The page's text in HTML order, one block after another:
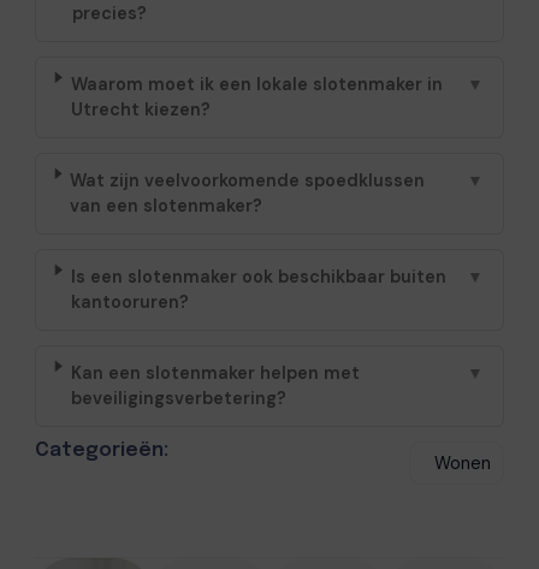
precies?
Waarom moet ik een lokale slotenmaker in
Utrecht kiezen?
▼
Wat zijn veelvoorkomende spoedklussen
van een slotenmaker?
▼
Is een slotenmaker ook beschikbaar buiten
kantooruren?
▼
Kan een slotenmaker helpen met
beveiligingsverbetering?
▼
Categorieën:
Wonen